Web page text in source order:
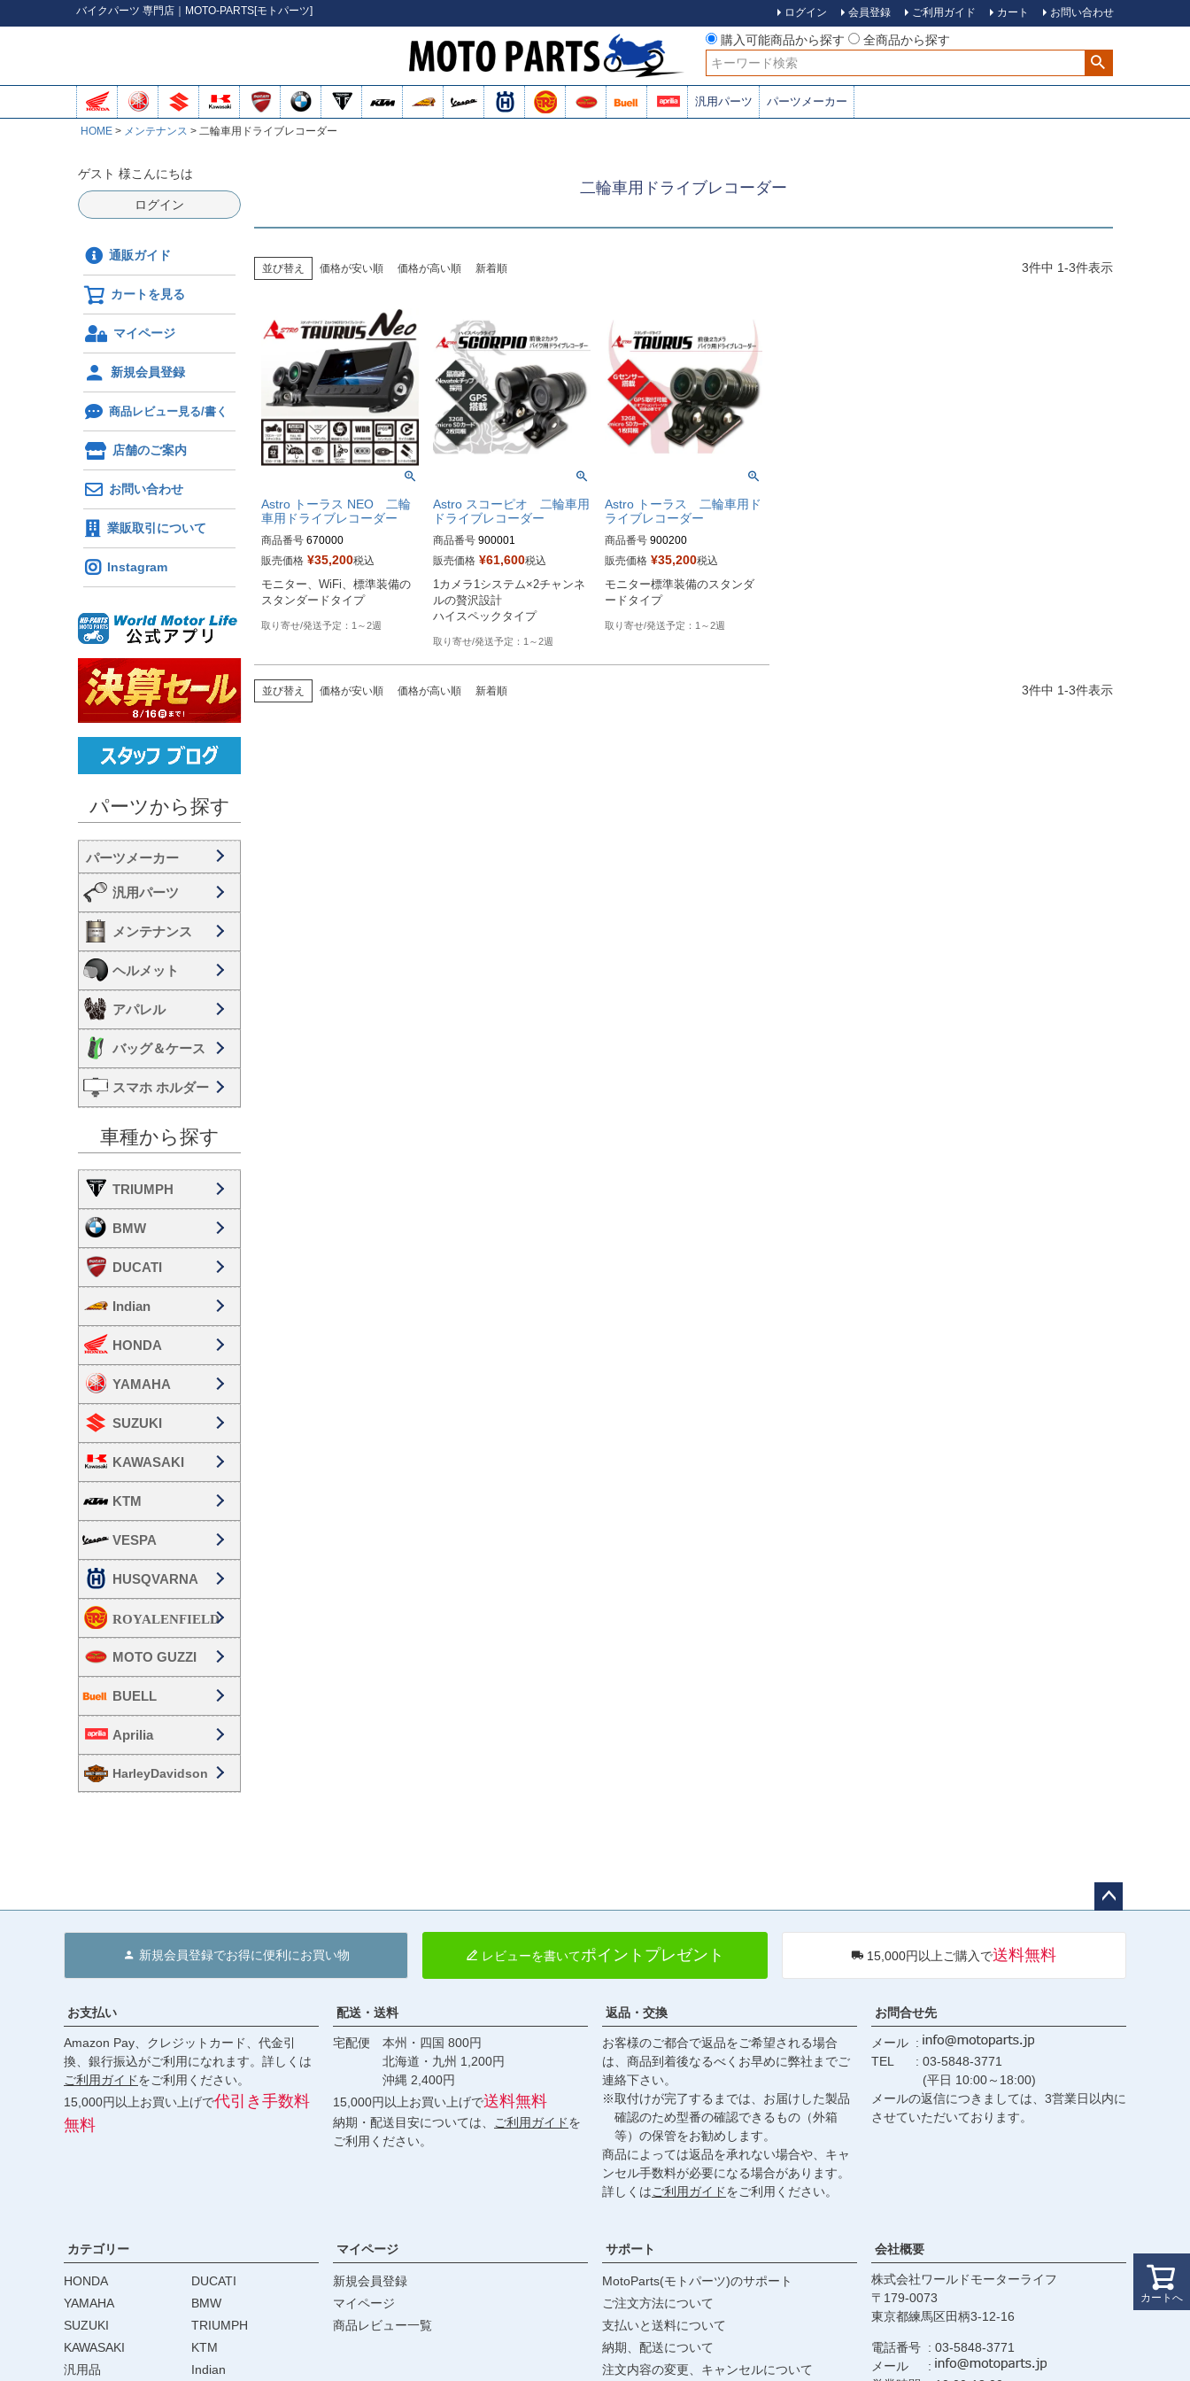
バイクパーツ 専門店｜MOTO-PARTS[モトパーツ] ログイン 会員登録 ご利用ガイド カート お問い合わせ
購入可能商品から探す
全商品から探す
検索
汎用パーツ パーツメーカー
HOME メンテナンス 二輪車用ドライブレコーダー
ゲスト 様こんにちは
ログイン
通販ガイド
カートを見る
マイページ
新規会員登録
商品レビュー見る/書く
店舗のご案内
お問い合わせ
業販取引について
Instagram
パーツから探す
汎用パーツ
メンテナンス
ヘルメット
アパレル
バッグ＆ケース
スマホ ホルダー
車種から探す
TRIUMPH
BMW
DUCATI
Indian
HONDA
YAMAHA
SUZUKI
KAWASAKI
KTM
VESPA
HUSQVARNA
MOTO GUZZI
BUELL
Aprilia
HarleyDavidson
二輪車用ドライブレコーダー
並び替え 価格が安い順 価格が高い順 新着順 3件中 1-3件表示
Astro トーラス NEO 二輪
車用ドライブレコーダー
商品番号 670000
販売価格 ¥35,200税込
モニター、WiFi、標準装備の
スタンダードタイプ
1～2週
Astro スコーピオ 二輪車用
ドライブレコーダー
商品番号 900001
販売価格 ¥61,600税込
1カメラ1システム×2チャンネ
ルの贅沢設計
ハイスペックタイプ
1～2週
Astro トーラス 二輪車用ド
ライブレコーダー
商品番号 900200
販売価格 ¥35,200税込
モニター標準装備のスタンダ
ードタイプ
1～2週
並び替え 価格が安い順 価格が高い順 新着順 3件中 1-3件表示
カートへ
へ
新規会員登録でお得に便利にお買い物 レビューを書いてポイントプレゼント 15,000円以上ご購入で送料無料
お支払い
Amazon Pay、クレジットカード、代金引
換、銀行振込がご利用になれます。詳しくは
ご利用ガイドをご利用ください。
15,000円以上お買い上げで代引き手数料
無料
配送・送料
宅配便 本州・四国 800円
北海道・九州 1,200円
沖縄 2,400円
15,000円以上お買い上げで送料無料
納期・配送目安については、 ご利用ガイドを
ご利用ください。
返品・交換
お客様のご都合で返品をご希望される場合
は、商品到着後なるべくお早めに弊社までご
連絡下さい。
※取付けが完了するまでは、お届けした製品
確認のため型番の確認できるもの（外箱
等）の保管をお勧めします。
商品によっては返品を承れない場合や、キャ
ンセル手数料が必要になる場合があります。
詳しくはご利用ガイドをご利用ください。
お問合せ先
メール
TEL
03-5848-3771
(平日 10:00～18:00)
メールの返信につきましては、3営業日以内に
させていただいております。
カテゴリー
HONDA
YAMAHA
SUZUKI
KAWASAKI
汎用品
DUCATI
BMW
TRIUMPH
KTM
Indian
マイページ
新規会員登録
マイページ
商品レビュー一覧
サポート
MotoParts(モトパーツ)のサポート
ご注文方法について
支払いと送料について
納期、配送について
注文内容の変更、キャンセルについて
会社概要
株式会社ワールドモーターライフ
179-0073
東京都練馬区田柄3-12-16
電話番号
03-5848-3771
メール